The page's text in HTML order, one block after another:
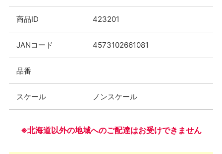
商品ID 423201
JANコード 4573102661081
品番
スケール ノンスケール
※北海道以外の地域へのご配達はお受けできません